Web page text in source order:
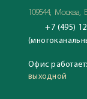
109544, Москва,
+7 (495)
Офис работает:
выходной